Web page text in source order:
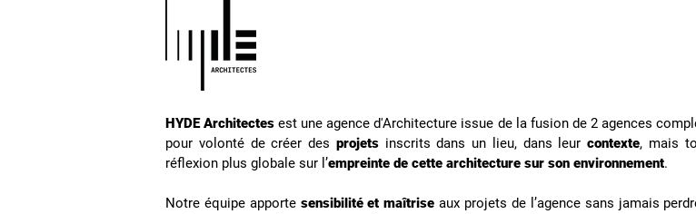
HYDE Architectes est une agence d'Architecture issue de la fusion de 2 agences
pour volonté de créer des projetsinscrits dans un lieu, dans leur contexte, mais
réflexion plus globale sur l’empreinte de cette architecture sur son environnement.
Notre équipe apporte sensibilité et maîtrise aux projets de l’agence sans jamais